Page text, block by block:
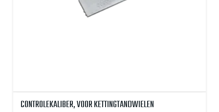
CONTROLEKALIBER, VOOR KETTINGTANDWIELEN